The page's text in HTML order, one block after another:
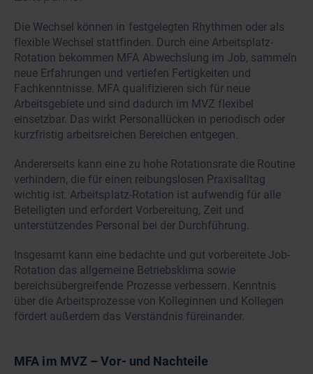
Die Wechsel können in festgelegten Rhythmen oder als
flexible Wechsel stattfinden. Durch eine Arbeitsplatz-
Rotation bekommen MFA Abwechslung im Job, sammeln
neue Erfahrungen und vertiefen Fertigkeiten und
Fachkenntnisse. MFA qualifizieren sich für neue
Arbeitsgebiete und sind dadurch im MVZ flexibel
einsetzbar. Das wirkt Personallücken in periodisch oder
kurzfristig arbeitsreichen Bereichen entgegen.
Andererseits kann eine zu hohe Rotationsrate die Routine
verhindern, die für einen reibungslosen Praxisalltag
wichtig ist. Arbeitsplatz-Rotation ist aufwendig für alle
Beteiligten und erfordert Vorbereitung, Zeit und
unterstützendes Personal bei der Durchführung.
Insgesamt kann eine bedachte und gut vorbereitete Job-
Rotation das allgemeine Betriebsklima sowie
bereichsübergreifende Prozesse verbessern. Kenntnis
über die Arbeitsprozesse von Kolleginnen und Kollegen
fördert außerdem das Verständnis füreinander.
MFA im MVZ – Vor- und Nachteile